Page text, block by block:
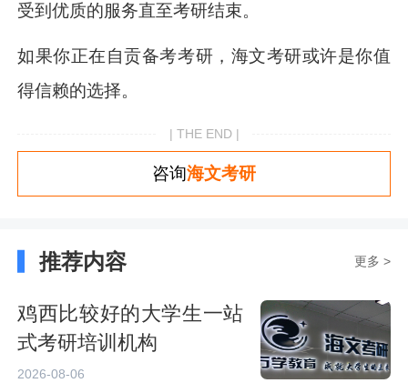
受到优质的服务直至考研结束。
如果你正在自贡备考考研，海文考研或许是你值
得信赖的选择。
| THE END |
咨询海文考研
推荐内容 更多 >
鸡西比较好的大学生一站
式考研培训机构
2026-08-06